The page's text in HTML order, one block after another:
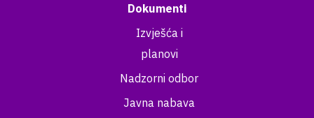
Dokumenti
Izvješća i
planovi
Nadzorni odbor
Javna nabava